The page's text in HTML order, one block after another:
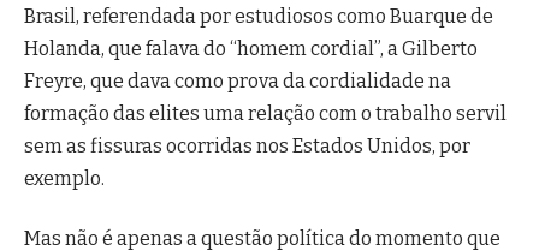
Brasil, referendada por estudiosos como Buarque de
Holanda, que falava do “homem cordial”, a Gilberto
Freyre, que dava como prova da cordialidade na
formação das elites uma relação com o trabalho servil
sem as fissuras ocorridas nos Estados Unidos, por
exemplo.
Mas não é apenas a questão política do momento que